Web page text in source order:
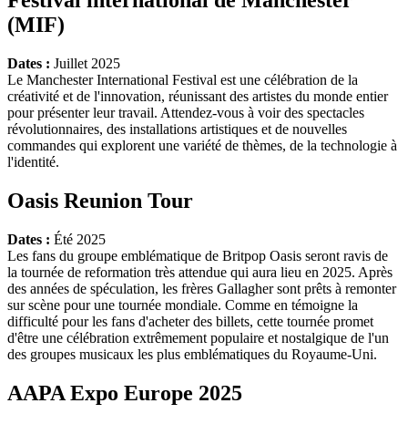
(MIF)
Dates : Juillet 2025
Le Manchester International Festival est une célébration de la
créativité et de l'innovation, réunissant des artistes du monde entier
pour présenter leur travail. Attendez-vous à voir des spectacles
révolutionnaires, des installations artistiques et de nouvelles
commandes qui explorent une variété de thèmes, de la technologie à
l'identité.
Oasis Reunion Tour
Dates : Été 2025
Les fans du groupe emblématique de Britpop Oasis seront ravis de
la tournée de reformation très attendue qui aura lieu en 2025. Après
des années de spéculation, les frères Gallagher sont prêts à remonter
sur scène pour une tournée mondiale. Comme en témoigne la
difficulté pour les fans d'acheter des billets, cette tournée promet
d'être une célébration extrêmement populaire et nostalgique de l'un
des groupes musicaux les plus emblématiques du Royaume-Uni.
AAPA Expo Europe 2025